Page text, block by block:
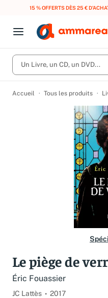
15 % OFFERTS DÈS 25 €
Open menu
Fermer le menu
CD d'occasion
DVD d'occasion
Vinyles d'occasion
Meilleures ventes
Nos engagements
Vous n'avez pas trouvé
Activez les notifications
qu'il
Un Livre, un CD, un DVD...
Accueil Tous les produits
Le piège de
Éric Fouassier
JC Lattès 2017